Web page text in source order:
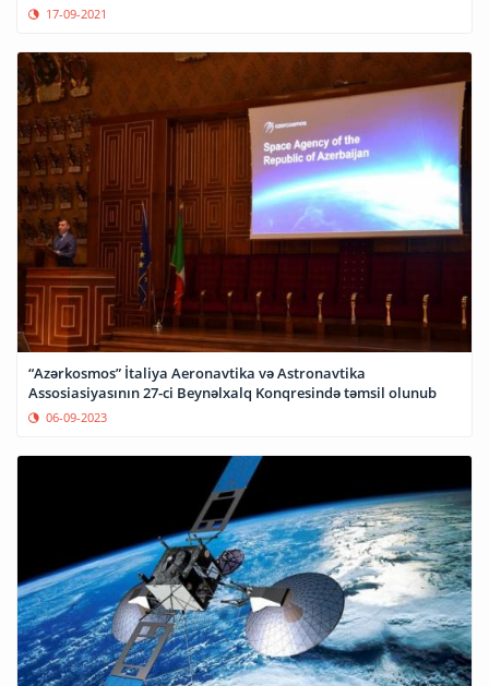
17-09-2021
“Azərkosmos” İtaliya Aeronavtika və Astronavtika
Assosiasiyasının 27-ci Beynəlxalq Konqresində təmsil olunub
06-09-2023